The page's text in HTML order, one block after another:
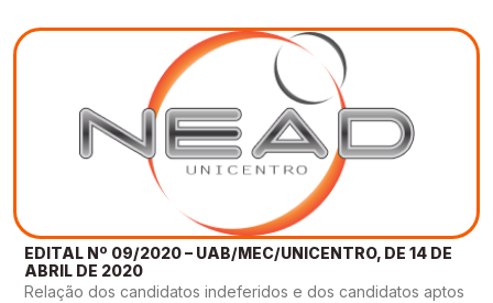
EDITAL Nº 09/2020 – UAB/MEC/UNICENTRO, DE 14 DE
ABRIL DE 2020
Relação dos candidatos indeferidos e dos candidatos aptos